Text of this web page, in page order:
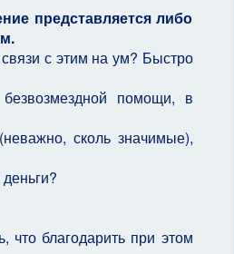
представляется либо
с этим на ум? Быстро
помощи, в
сколь значимые),
что благодарить при этом